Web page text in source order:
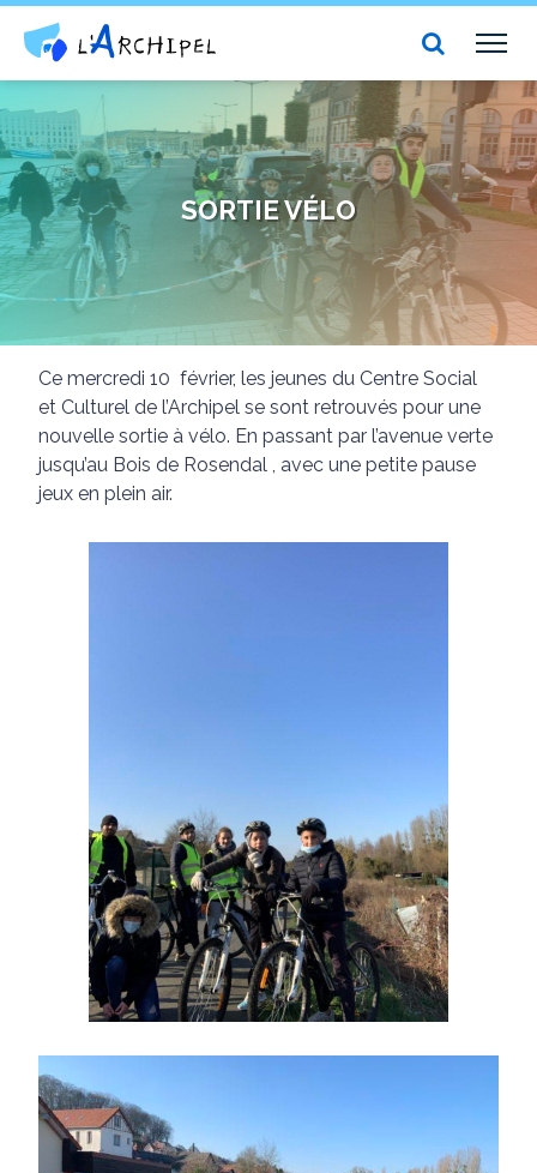
Centre social et culturel l'Archipel
SORTIE VÉLO
Ce mercredi 10 février, les jeunes du Centre Social
et Culturel de l’Archipel se sont retrouvés pour une
nouvelle sortie à vélo. En passant par l’avenue verte
jusqu’au Bois de Rosendal , avec une petite pause
jeux en plein air.